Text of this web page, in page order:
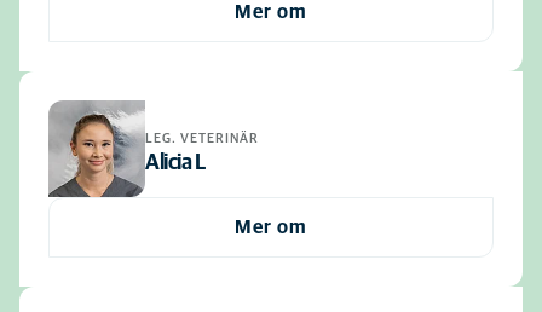
Mer om
LEG. VETERINÄR
Alicia L
Mer om